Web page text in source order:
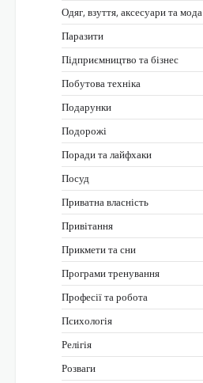
Одяг, взуття, аксесуари та мода
Паразити
Підприємництво та бізнес
Побутова техніка
Подарунки
Подорожі
Поради та лайфхаки
Посуд
Приватна власність
Привітання
Прикмети та сни
Програми тренування
Професії та робота
Психологія
Релігія
Розваги